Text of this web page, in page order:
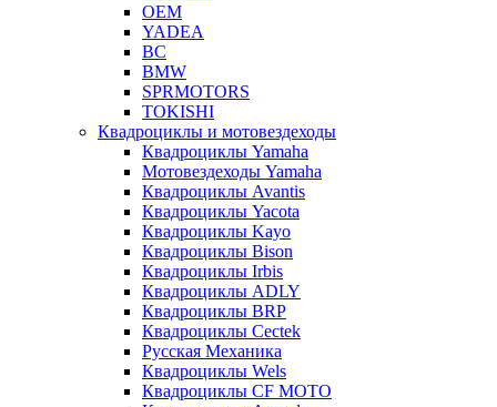
OEM
YADEA
BC
BMW
SPRMOTORS
TOKISHI
Квадроциклы и мотовездеходы
Квадроциклы Yamaha
Мотовездеходы Yamaha
Квадроциклы Avantis
Квадроциклы Yacota
Квадроциклы Kayo
Квадроциклы Bison
Квадроциклы Irbis
Квадроциклы ADLY
Квадроциклы BRP
Квадроциклы Cectek
Русская Механика
Квадроциклы Wels
Квадроциклы CF MOTO